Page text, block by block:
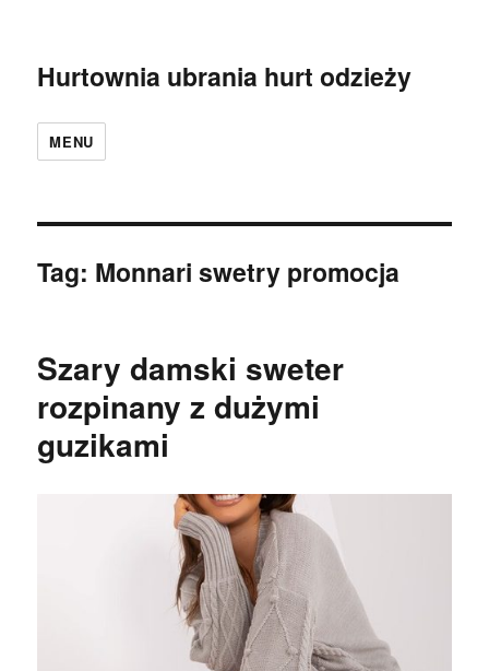
Hurtownia ubrania hurt odzieży
MENU
Tag: Monnari swetry promocja
Szary damski sweter
rozpinany z dużymi
guzikami